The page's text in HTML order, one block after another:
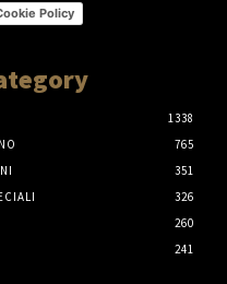
Policy
1338
765
351
326
260
241